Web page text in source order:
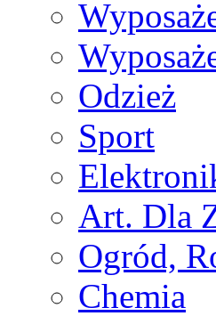
Odzież
Sport
Art. Dla
Ogród,
Chemia